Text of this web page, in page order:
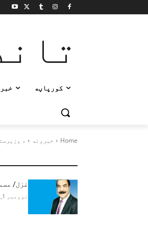
کورپاڼه
Home خبرونه د
غزل/
نوومبر 1, 2013